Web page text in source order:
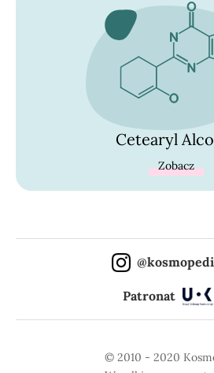
Cetearyl
Zobacz
Patronat
© 2010 - 2020